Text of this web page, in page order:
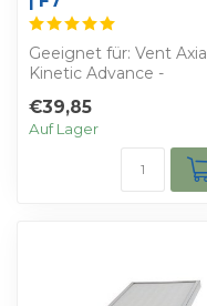
Geeignet für: Vent Axia
Kinetic Advance -
eigenen Rabatt - S...
€39,85
Auf Lager